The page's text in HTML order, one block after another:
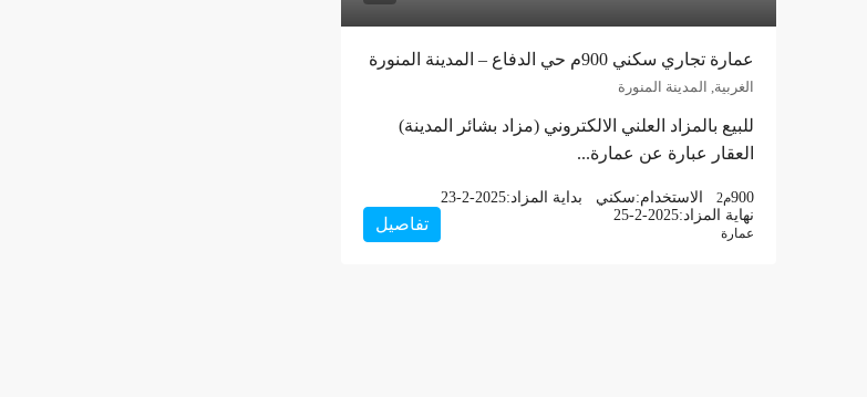
عمارة تجاري سكني 900م حي الدفاع – المدينة المنورة
الغربية, المدينة المنورة
للبيع بالمزاد العلني الالكتروني (مزاد بشائر المدينة)
العقار عبارة عن عمارة...
900م2 الاستخدام:سكني بداية المزاد:23-2-2025
نهاية المزاد:25-2-2025
عمارة تفاصيل